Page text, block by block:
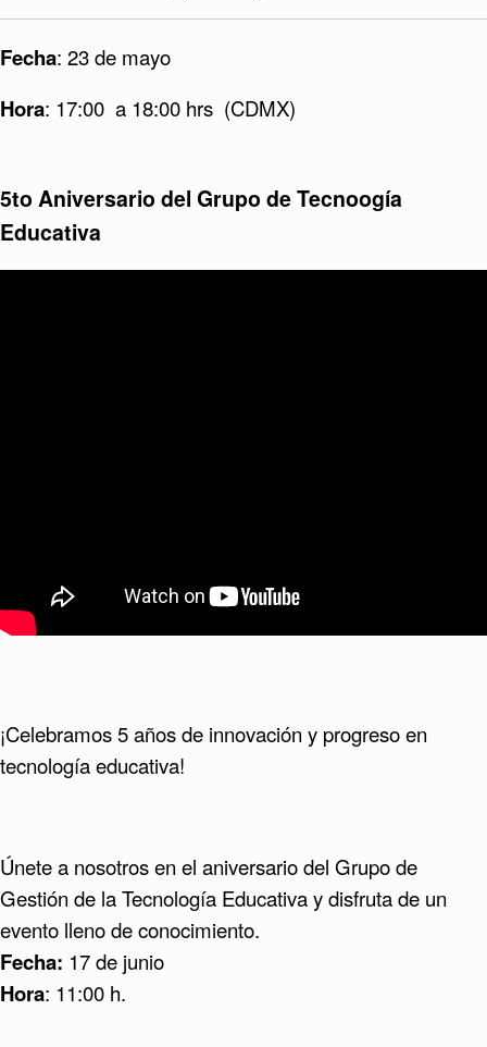
Fecha: 23 de mayo
Hora: 17:00 a 18:00 hrs (CDMX)
5to Aniversario del Grupo de Tecnoogía
Educativa
¡Celebramos 5 años de innovación y progreso en
tecnología educativa!
Únete a nosotros en el aniversario del Grupo de
Gestión de la Tecnología Educativa y disfruta de un
evento lleno de conocimiento.
Fecha: 17 de junio
Hora: 11:00 h.